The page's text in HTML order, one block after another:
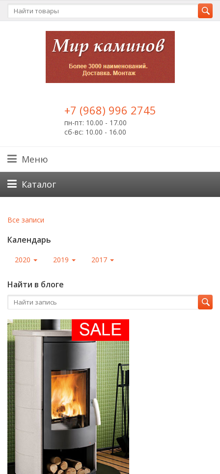
+7 (968) 996 2745
пн-пт: 10.00 - 17.00
сб-вс: 10.00 - 16.00
Меню
Каталог
Все записи
Календарь
2020 2019 2017
Найти в блоге